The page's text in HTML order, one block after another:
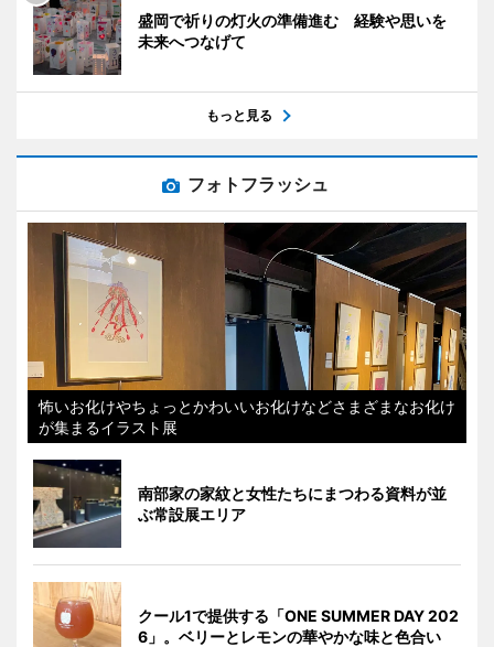
盛岡で祈りの灯火の準備進む 経験や思いを
未来へつなげて
もっと見る
フォトフラッシュ
怖いお化けやちょっとかわいいお化けなどさまざまなお化け
が集まるイラスト展
南部家の家紋と女性たちにまつわる資料が並
ぶ常設展エリア
クール1で提供する「ONE SUMMER DAY 202
6」。ベリーとレモンの華やかな味と色合い